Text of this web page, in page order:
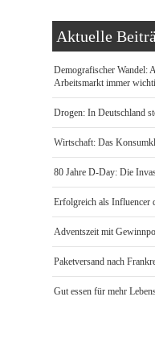
Aktuelle
Demografischer Wandel:
Arbeitsmarkt immer
Drogen: In Deutschland
Wirtschaft: Das
80 Jahre D-Day: Die
Erfolgreich als Influencer
Adventszeit mit
Paketversand nach
Gut essen für mehr